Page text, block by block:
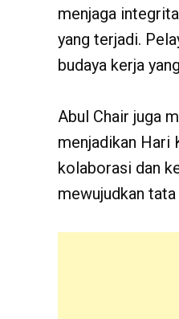
menjaga
yang terjadi.
budaya kerja
Abul Chair juga
menjadikan Hari
kolaborasi dan
mewujudkan